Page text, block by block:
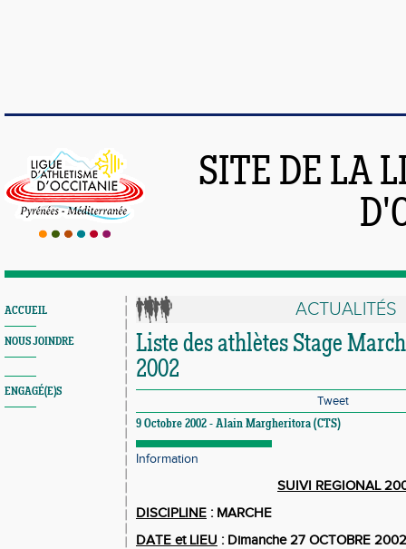
SITE DE LA
ACCUEIL
NOUS JOINDRE
ENGAGÉ(E)S
ACTUALITÉS
Liste des athlètes Stage
2002
Tweet
9 Octobre 2002 - Alain Margheritora (CTS)
Information
SUIVI REGIONAL
DISCIPLINE : MARCHE
DATE et LIEU : Dimanche 27 OCTOBRE